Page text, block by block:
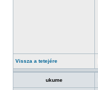
Vissza a tetejére
ukume